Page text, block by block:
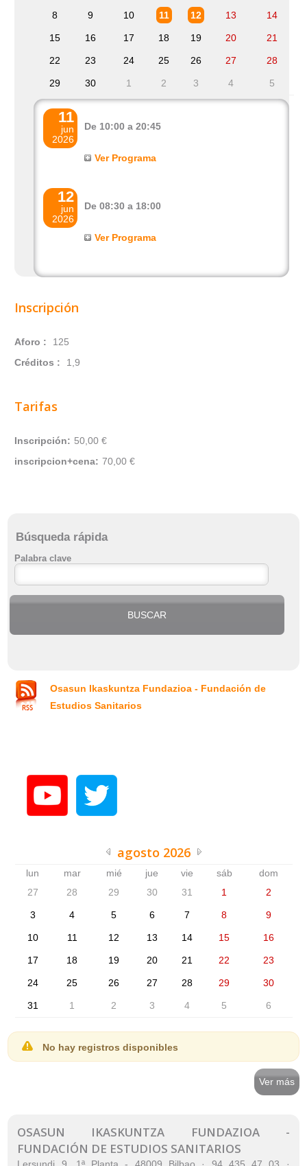
8 9 10 11 12 13 14
15 16 17 18 19 20 21
22 23 24 25 26 27 28
29 30 1 2 3 4 5
11
jun
2026
De 10:00 a 20:45
12
jun
2026
De 08:30 a 18:00
Inscripción
Aforo :
125
Créditos :
1,9
Tarifas
Inscripción: 50,00 €
inscripcion+cena: 70,00 €
Búsqueda rápida
Palabra clave
Osasun Ikaskuntza Fundazioa - Fundación de
Estudios Sanitarios
agosto 2026
lun mar mié jue vie sáb
dom
27
28 29 30 31 1 2
3 4 5 6 7 8 9
10 11 12 13 14 15 16
17 18 19 20 21 22 23
24 25 26 27 28 29 30
31 1 2 3 4 5 6
No hay registros disponibles
Ver más
OSASUN IKASKUNTZA FUNDAZIOA -
FUNDACIÓN DE ESTUDIOS SANITARIOS
Lersundi 9, 1ª Planta - 48009 Bilbao · 94 435 47 03 ·